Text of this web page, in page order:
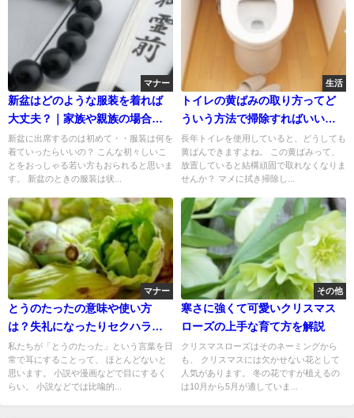
マナー
新盆はどのような服装を着れば
大丈夫？｜家族や親族の場合に
ついて
新盆に出席するのは初めて・・服装は何を
着ていったらいいの？ こんな初々しいこ
とをおっしゃる若い方もおられると思いま
す。 新盆のときの服装は状...
生活
トイレの黄ばみの取り方ってど
ういう方法で掃除すればいい
の？
長年トイレを使用していると、どうしても
黄ばんできますよね。 この黄ばみって、
放置していると結構頑固で取れなくなりま
せんか？ マメに拭き掃除し...
マナー
とうのたったの意味や使い方
は？失礼になったりセクハラに
なるの？
私たちが「とうのたった」という言葉を日
常で耳にすることって、 ほとんどないと
思います。 小説や漫画などで目にするく
らい。 小説などでは比喩的...
その他
寒さに強くて可愛いクリスマス
ローズの上手な育て方を解説
クリスマスローズはそのネーミングから
も、 クリスマスには欠かせない花として
人気があります。 冬の花ですが植えるの
は10月から5月が適していま...